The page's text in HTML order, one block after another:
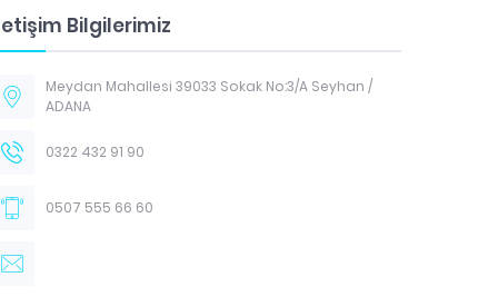
Bilgilerimiz
Meydan Mahallesi 39033 Sokak No:3/A Seyhan /
ADANA
0322 432 91 90
0507 555 66 60